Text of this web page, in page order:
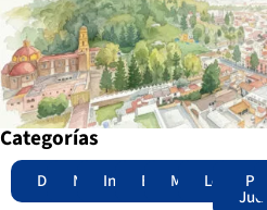
Categorías
Destacadas
NacionalInternacional
EdomexMunicipios